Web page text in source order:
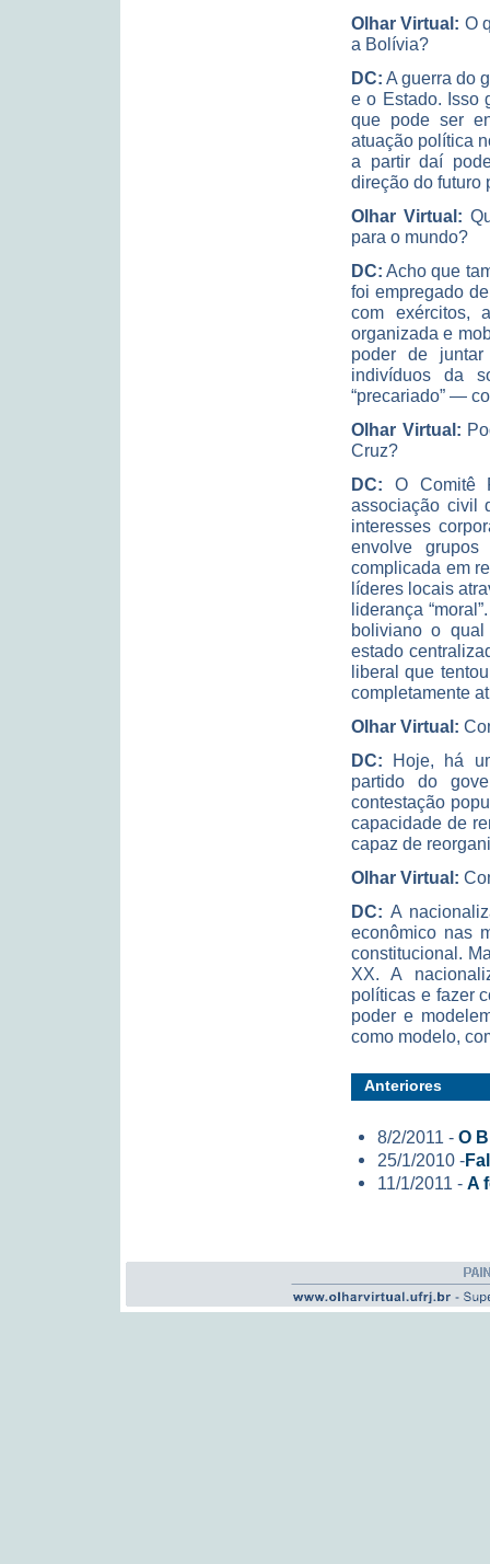
Olhar Virtual: O
a Bolívia?
DC: A guerra do
e o Estado. Isso
que pode ser
atuação política
a partir daí
direção do
Olhar Virtual:
para o mundo?
DC: Acho que
foi empregado
com exércitos,
organizada e
poder de juntar
indivíduos da
“precariado” ―
Olhar Virtual:
Cruz?
DC: O Comitê
associação civil
interesses
envolve
complicada em
líderes locais
liderança
boliviano o
estado
liberal que
completamente
Olhar Virtual:
DC: Hoje, há
partido do
contestação
capacidade de
capaz de
Olhar Virtual:
DC: A
econômico nas
constitucional.
XX. A
políticas e fazer
poder e
como modelo,
Anteriores
8/2/2011 - O
25/1/2010 -
11/1/2011 - A